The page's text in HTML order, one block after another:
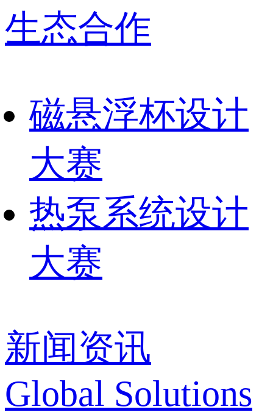
生态合作
磁悬浮杯设计
大赛
热泵系统设计
大赛
新闻资讯
Global Solutions